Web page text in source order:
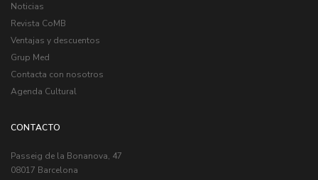
Noticias
Revista CoMB
Ventajas y descuentos
Grup Med
Contacta con nosotros
Agenda Cultural
CONTACTO
Passeig de la Bonanova, 47
08017 Barcelona